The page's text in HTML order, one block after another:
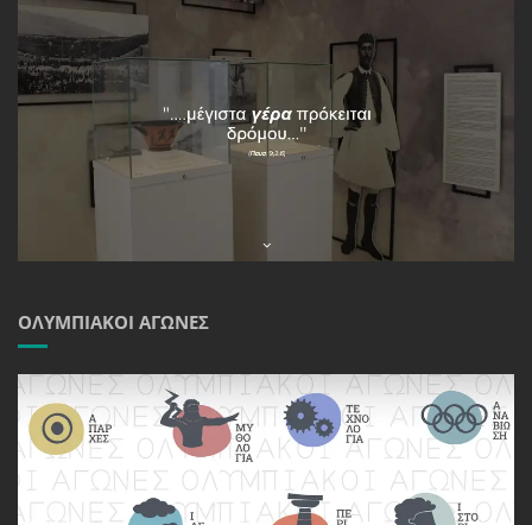
ΟΛΥΜΠΙΑΚΟΊ ΑΓΏΝΕΣ